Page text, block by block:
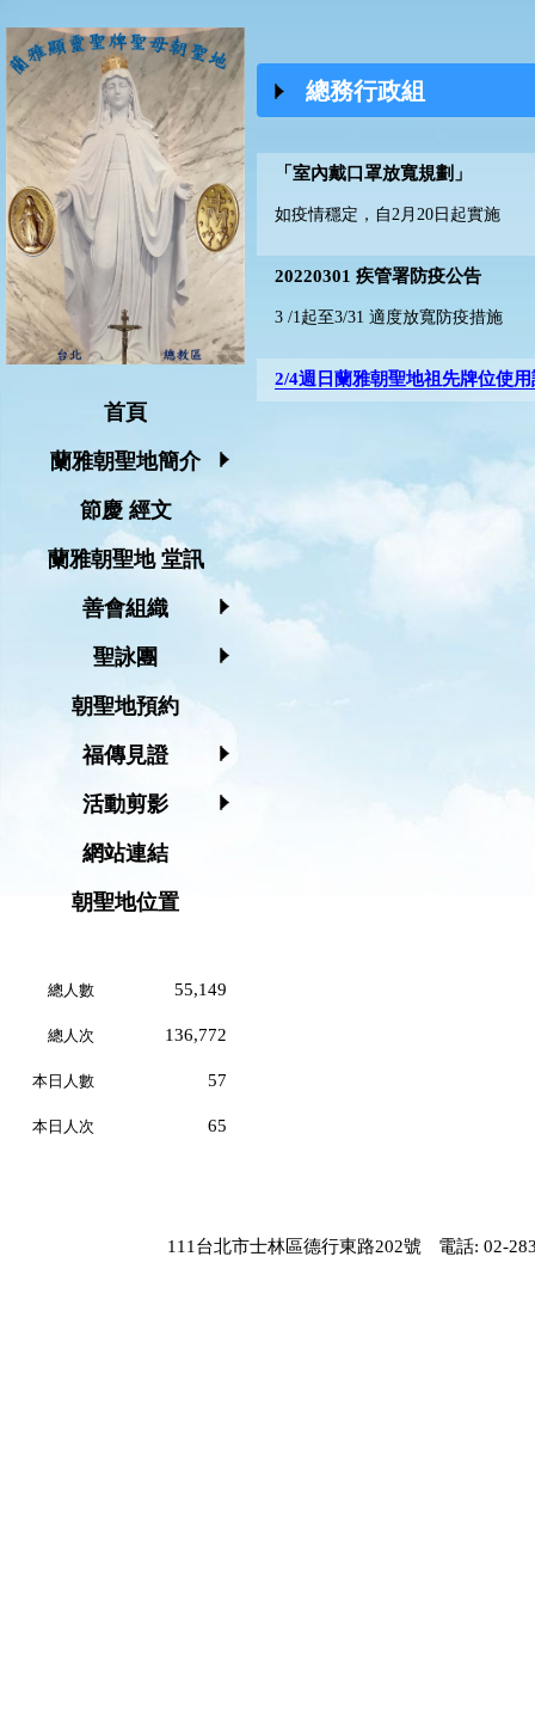
首頁
蘭雅朝聖地簡介
節慶 經文
蘭雅朝聖地 堂訊
善會組織
聖詠團
朝聖地預約
福傳見證
活動剪影
網站連結
朝聖地位置
總人數 55,149
總人次 136,772
本日人數 57
本日人次 65
總務行政組
「室內戴口罩放寬規劃」
如疫情穩定，自2月20日起實施
20220301 疾管署防疫公告
3 /1起至3/31 適度放寬防疫措施
2/4週日蘭雅朝聖地祖先牌位使
111台北市士林區德行東路202號 電話: 02-